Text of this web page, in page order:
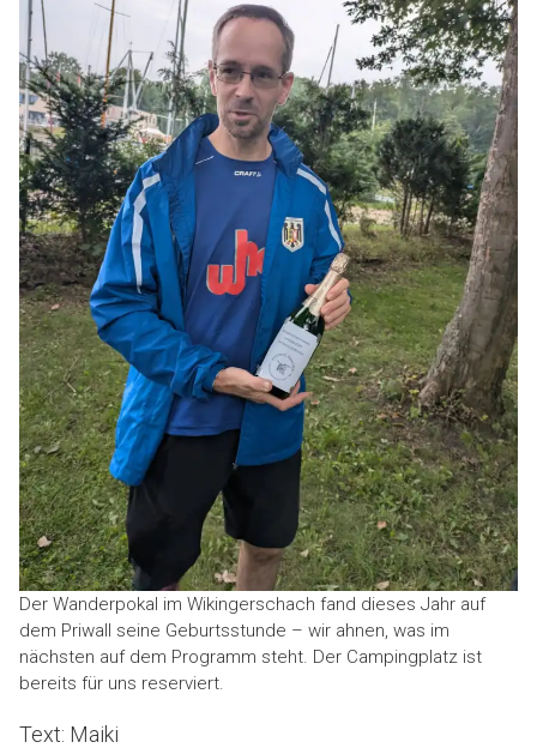
Der Wanderpokal im Wikingerschach fand dieses Jahr auf
dem Priwall seine Geburtsstunde – wir ahnen, was im
nächsten auf dem Programm steht. Der Campingplatz ist
bereits für uns reserviert.
Text: Maiki